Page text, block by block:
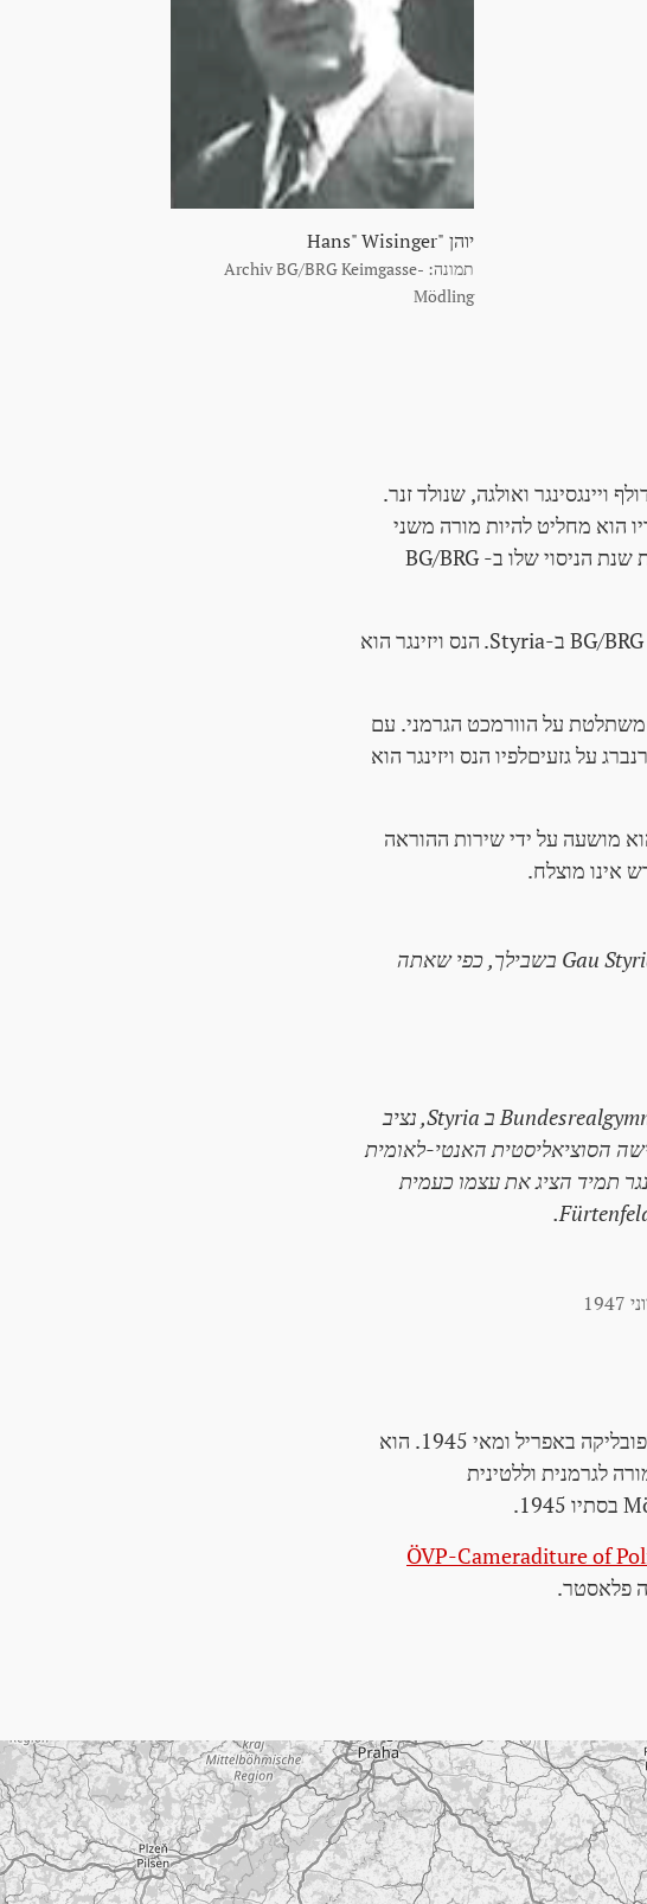
יוהן "Hans" Wisinger
תמונה: Archiv BG/BRG Keimgasse-
Mödling
ויינגסינגר ואולגה, שנולד זנר.
הוא מחליט להיות מורה משני
בנושאים של גרמנית ולטינית. הוא סיים את הכשרתו בשנת 1934 וסיים את שנת הניסוי שלו ב- BG/BRG
לאחר שנת הניסיון שלו, ב-1935 הוא קיבל עבודה כמורה ב-BG/BRG Fürstenfeld ב-Styria. הנס ויזינגר הוא
משתלטת על הוורמכט הגרמני. עם
על גזעיםלפיו הנס ויזינגר הוא
מושעה על ידי שירות ההוראה
בקלט שלך של 18.1.1939, אתה תהיה מודע לכך שאין שימוש ב-Gau Styria בשבילך, כפי שאתה
בין אוקטובר 1937 ל-13 במרץ 1938 כראש הBundesrealgymnasium Fürstenfeld ב Styria, נציב
הסוציאליסטית האנטי-לאומית
ויזינגר תמיד הציג את עצמו כעמית
בכלא המלחמה, הנס ויזינגר עדים לשחרור אוסטריה ולארגון מחדש של הרפובליקה באפריל ומאי 1945. הוא
כמורה לגרמנית וללטינית
ÖVP-Cameraditure of